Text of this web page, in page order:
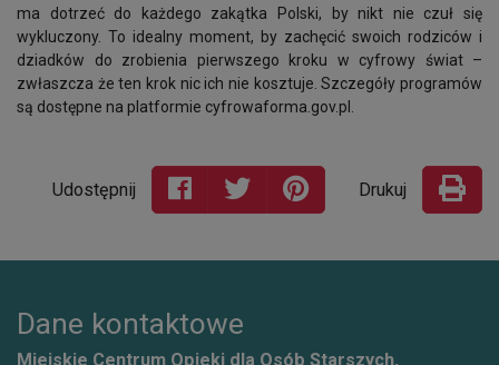
ma dotrzeć do każdego zakątka Polski, by nikt nie czuł się
wykluczony. To idealny moment, by zachęcić swoich rodziców i
dziadków do zrobienia pierwszego kroku w cyfrowy świat –
zwłaszcza że ten krok nic ich nie kosztuje. Szczegóły programów
są dostępne na platformie cyfrowaforma.gov.pl.
Udostępnij Drukuj
Dane kontaktowe
Miejskie Centrum Opieki dla Osób Starszych,